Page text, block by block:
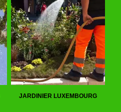
JARDINIER LUXEMBOURG